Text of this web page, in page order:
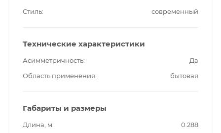
Стиль современный
Технические характеристики
Асимметричность
Да
Область применения
бытовая
Габариты и размеры
Длина, м 0.288